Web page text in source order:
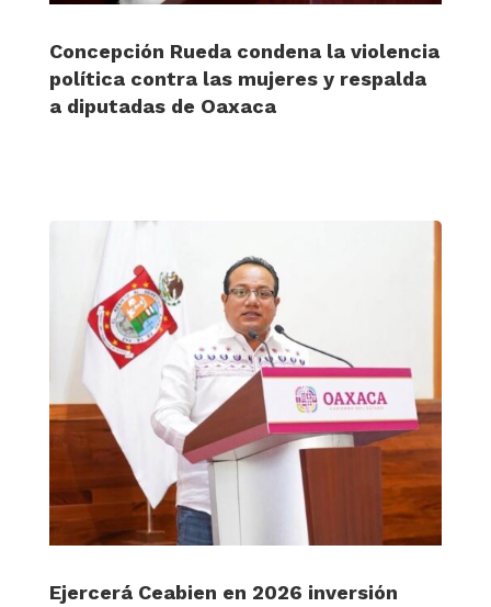
Concepción Rueda condena la violencia
política contra las mujeres y respalda
a diputadas de Oaxaca
Ejercerá Ceabien en 2026 inversión